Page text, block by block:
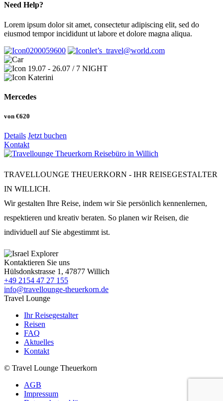
Need Help?
Lorem ipsum dolor sit amet, consectetur adipiscing elit, sed do
eiusmod tempor incididunt ut labore et dolore magna aliqua.
0200059600
let’s_travel@world.com
19.07 - 26.07 / 7 NIGHT
Katerini
Mercedes
von €620
Details Jetzt buchen
Kontakt
TRAVELLOUNGE THEUERKORN - IHR REISEGESTALTER
IN WILLICH.
Wir gestalten Ihre Reise, indem wir Sie persönlich kennenlernen,
respektieren und kreativ beraten. So planen wir Reisen, die
individuell auf Sie abgestimmt ist.
Kontaktieren Sie uns
Hülsdonkstrasse 1, 47877 Willich
+49 2154 47 27 155
info@travellounge-theuerkorn.de
Travel Lounge
Ihr Reisegestalter
Reisen
FAQ
Aktuelles
Kontakt
© Travel Lounge Theuerkorn
AGB
Impressum